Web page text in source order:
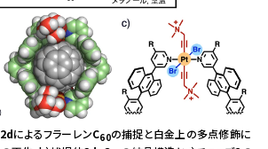
2dによるフラーレンC60の捕捉と白金上の多点修飾に